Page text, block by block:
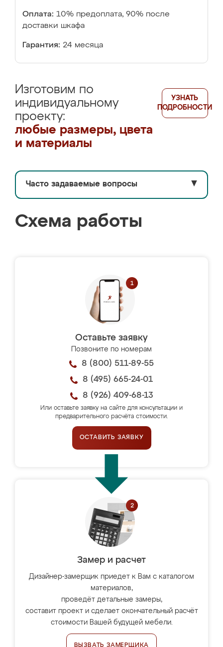
Оплата: 10% предоплата, 90% после
доставки шкафа
Гарантия: 24 месяца
Изготовим по
индивидуальному
проекту:
любые размеры, цвета
и материалы
УЗНАТЬ
ПОДРОБНОСТИ
Часто задаваемые вопросы ▼
Схема работы
Оставьте заявку
Позвоните по номерам
8 (800) 511-89-55
8 (495) 665-24-01
8 (926) 409-68-13
Или оставьте заявку на сайте для консультации и
предварительного расчёта стоимости.
ОСТАВИТЬ ЗАЯВКУ
Замер и расчет
Дизайнер-замерщик приедет к Вам с каталогом
материалов,
проведёт детальные замеры,
составит проект и сделает окончательный расчёт
стоимости Вашей будущей мебели.
ВЫЗВАТЬ ЗАМЕРЩИКА